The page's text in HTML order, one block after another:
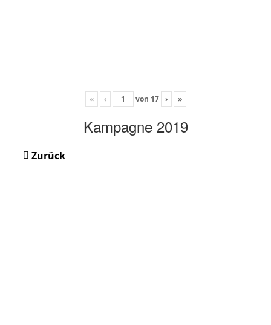
« ‹ von 17 › »
Kampagne 2019
Zurück